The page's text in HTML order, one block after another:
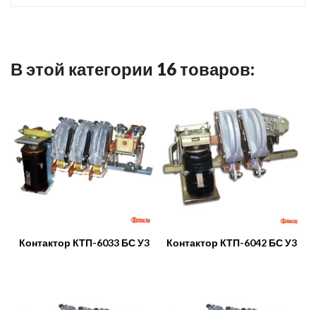
В этой категории 16 товаров:
Контактор КТП-6033 БС У3 Контактор КТП-6042 БС У3